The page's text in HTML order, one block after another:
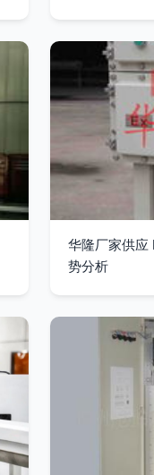
华隆厂家供应
势分析